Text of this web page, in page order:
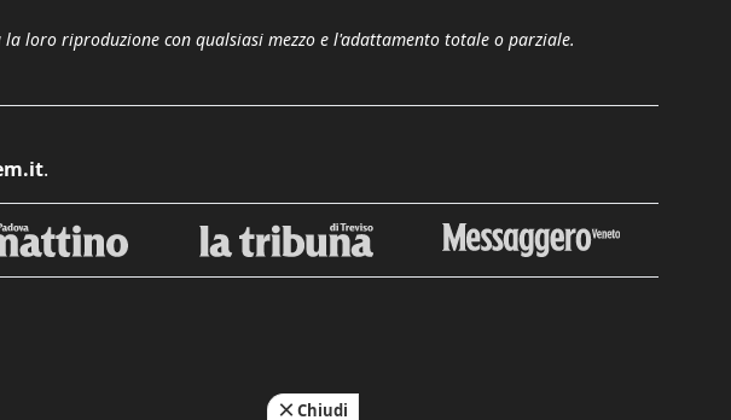
loro riproduzione con qualsiasi mezzo e l'adattamento totale o parziale.
.
Chiudi